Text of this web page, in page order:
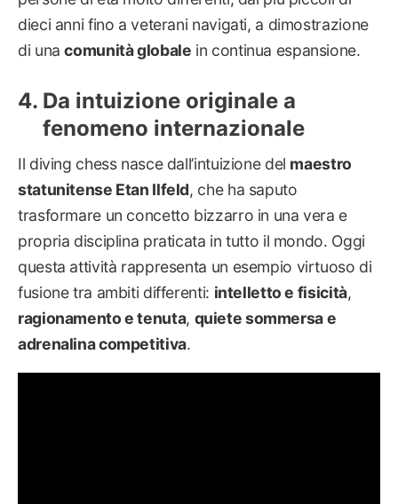
dieci anni fino a veterani navigati, a dimostrazione
di unacomunità globale in continua espansione.
Da intuizione originale a
fenomeno internazionale
Il diving chess nasce dall’intuizione del maestro
statunitense Etan Ilfeld, che ha saputo
trasformare un concetto bizzarro in una vera e
propria disciplina praticata in tutto il mondo. Oggi
questa attività rappresenta un esempio virtuoso di
fusione tra ambiti differenti: intelletto e fisicità,
ragionamento e tenuta, quiete sommersa e
adrenalina competitiva.